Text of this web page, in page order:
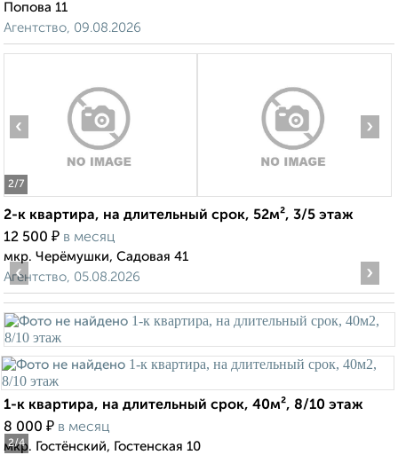
Попова 11
Агентство, 09.08.2026
2/7
‹ ›
2-к квартира, на длительный срок, 52м², 3/5 этаж
12 500 ₽ в месяц
мкр. Черёмушки, Садовая 41
Агентство, 05.08.2026
2/4
‹ ›
1-к квартира, на длительный срок, 40м², 8/10 этаж
8 000 ₽ в месяц
мкр. Гостёнский, Гостенская 10